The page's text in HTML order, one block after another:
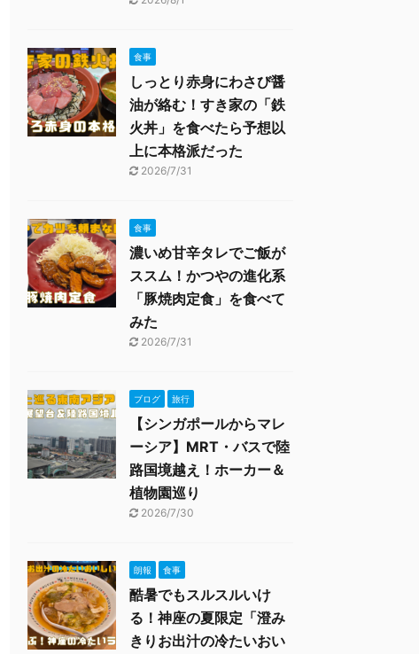
食事
しっとり赤身にわさび醤
油が絡む！すき家の「鉄
火丼」を食べたら予想以
上に本格派だった
2026/7/31
食事
濃いめ甘辛タレでご飯が
ススム！かつやの進化系
「豚焼肉定食」を食べて
みた
2026/7/31
ブログ 旅行
【シンガポールからマレ
ーシア】MRT・バスで陸
路国境越え！ホーカー＆
植物園巡り
2026/7/30
朗報 食事
酷暑でもスルスルいけ
る！神座の夏限定「澄み
きりお出汁の冷たいおい